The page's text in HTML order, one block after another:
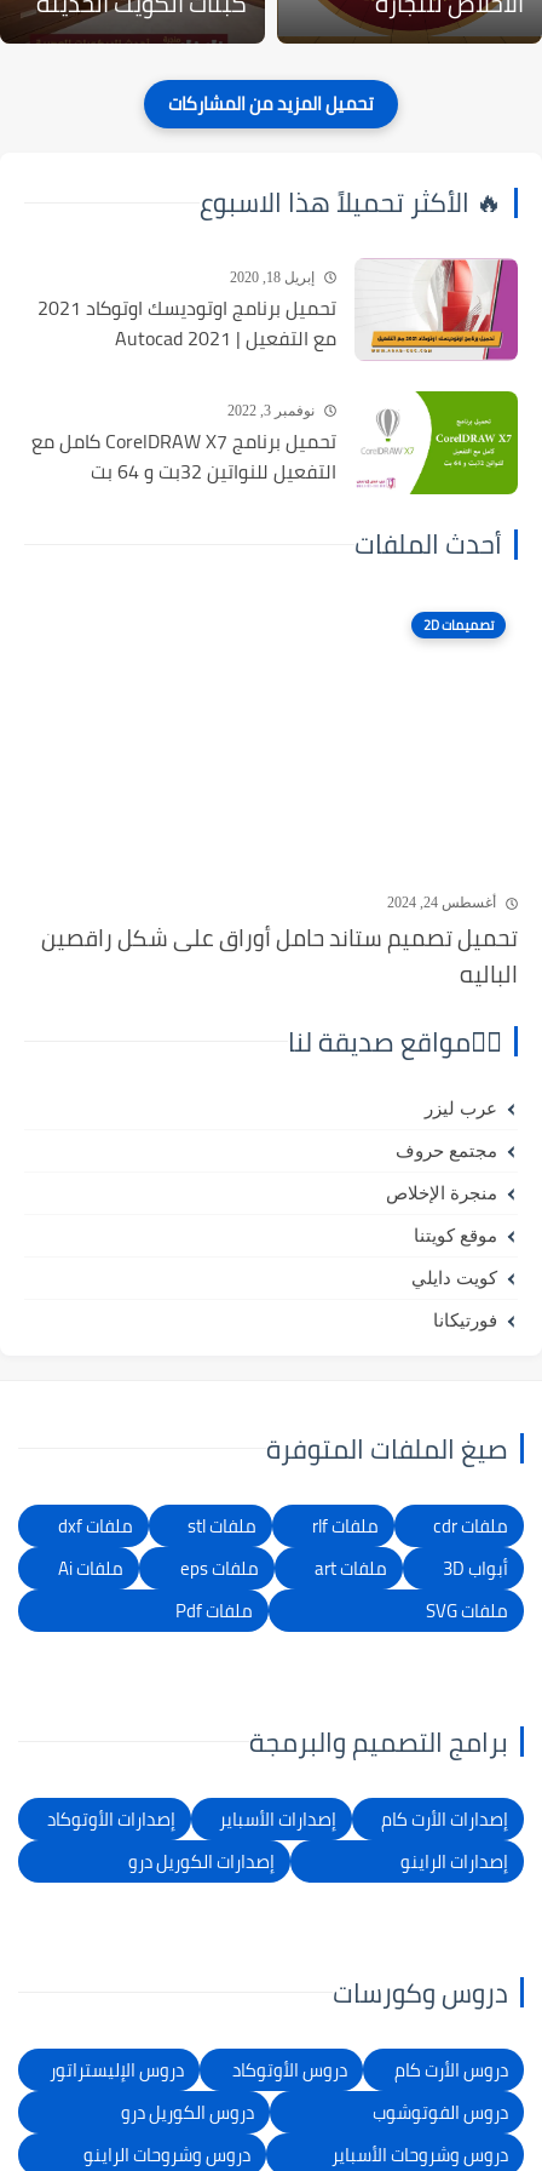
🔥 الأكثر تحميلاً هذا الاسبوع
إبريل 18, 2020
تحميل برنامج اوتوديسك اوتوكاد 2021
مع التفعيل | Autocad 2021
نوفمبر 3, 2022
تحميل برنامج CorelDRAW X7 كامل مع
التفعيل للنواتين 32بت و 64 بت
أحدث الملفات
تصميمات 2D
أغسطس 24, 2024
تحميل تصميم ستاند حامل أوراق على شكل راقصين
الباليه
⛓️‍💥مواقع صديقة لنا
عرب ليزر
مجتمع حروف
منجرة الإخلاص
موقع كويتنا
كويت دايلي
فورتيكانا
صيغ الملفات المتوفرة
ملفات cdr ملفات rlf ملفات stl
ملفات dxf
أبواب 3D
ملفات art ملفات eps
ملفات Ai
ملفات SVG
ملفات Pdf
برامج التصميم والبرمجة
إصدارات الأرت كام إصدارات الأسباير
إصدارات الأوتوكاد
إصدارات الراينو
إصدارات الكوريل درو
دروس وكورسات
دروس الأرت كام دروس الأوتوكاد
دروس الإليستراتور
دروس الفوتوشوب
دروس الكوريل درو
دروس وشروحات الأسباير
دروس وشروحات الراينو